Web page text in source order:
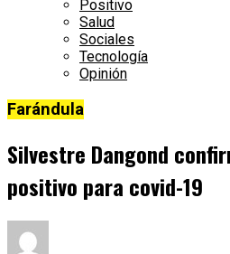
Positivo
Salud
Sociales
Tecnología
Opinión
Farándula
Silvestre Dangond
positivo para covid-19